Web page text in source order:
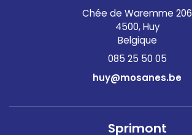
Chée de Waremme 206
4500, Huy
Belgique
085 25 50 05
huy@mosanes.be
Sprimont